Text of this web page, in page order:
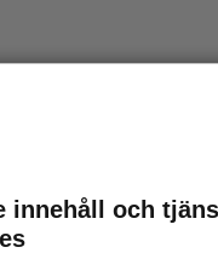
innehåll och